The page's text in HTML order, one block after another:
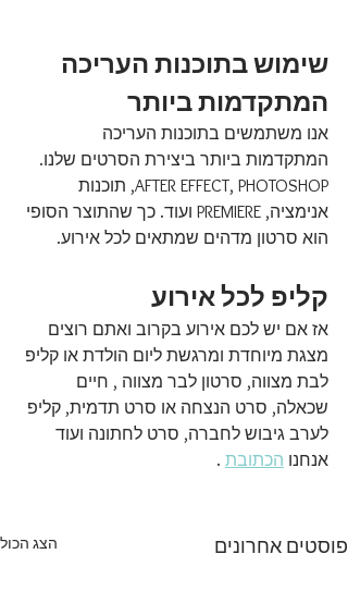
שימוש בתוכנות העריכה
המתקדמות ביותר
אנו משתמשים בתוכנות העריכה
המתקדמות ביותר ביצירת הסרטים שלנו.
AFTER EFFECT, PHOTOSHOP, תוכנות
אנימציה, PREMIERE ועוד. כך שהתוצר הסופי
הוא סרטון מדהים שמתאים לכל אירוע.
קליפ לכל אירוע
אז אם יש לכם אירוע בקרוב ואתם רוצים
מצגת מיוחדת ומרגשת ליום הולדת או קליפ
לבת מצווה, סרטון לבר מצווה , חיים
שכאלה, סרט הנצחה או סרט תדמית, קליפ
לערב גיבוש לחברה, סרט לחתונה ועוד
אנחנו הכתובת .
פוסטים אחרונים הצג הכול